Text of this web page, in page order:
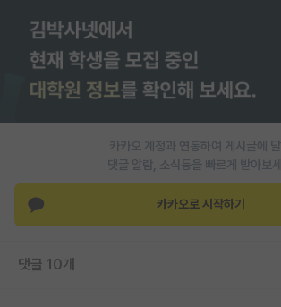
이벤트
반도체 아카데미
재팬라운지 🌸
카카오 계정과 연동하여 게시글에
댓글 알람, 소식등을 빠르게 받아보
카카오로 시작하기
댓글 10개